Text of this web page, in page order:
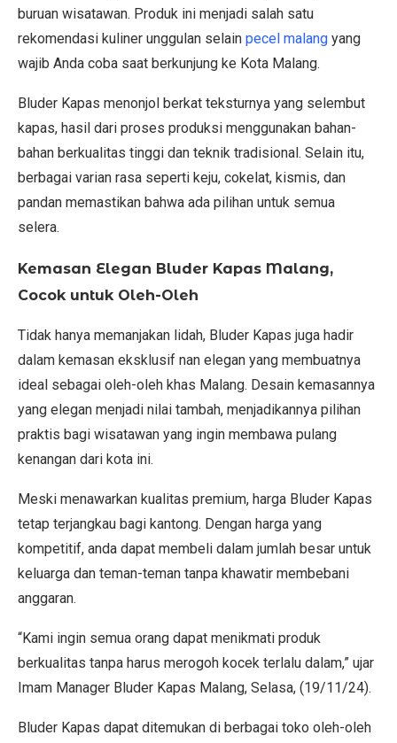
buruan wisatawan. Produk ini menjadi salah satu
rekomendasi kuliner unggulan selain pecel malang yang
wajib Anda coba saat berkunjung ke Kota Malang.
Bluder Kapas menonjol berkat teksturnya yang selembut
kapas, hasil dari proses produksi menggunakan bahan-
bahan berkualitas tinggi dan teknik tradisional. Selain itu,
berbagai varian rasa seperti keju, cokelat, kismis, dan
pandan memastikan bahwa ada pilihan untuk semua
selera.
Kemasan Elegan Bluder Kapas Malang,
Cocok untuk Oleh-Oleh
Tidak hanya memanjakan lidah, Bluder Kapas juga hadir
dalam kemasan eksklusif nan elegan yang membuatnya
ideal sebagai oleh-oleh khas Malang. Desain kemasannya
yang elegan menjadi nilai tambah, menjadikannya pilihan
praktis bagi wisatawan yang ingin membawa pulang
kenangan dari kota ini.
Meski menawarkan kualitas premium, harga Bluder Kapas
tetap terjangkau bagi kantong. Dengan harga yang
kompetitif, anda dapat membeli dalam jumlah besar untuk
keluarga dan teman-teman tanpa khawatir membebani
anggaran.
“Kami ingin semua orang dapat menikmati produk
berkualitas tanpa harus merogoh kocek terlalu dalam,” ujar
Imam Manager Bluder Kapas Malang, Selasa, (19/11/24).
Bluder Kapas dapat ditemukan di berbagai toko oleh-oleh